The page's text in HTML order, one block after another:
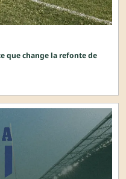
que change la refonte de